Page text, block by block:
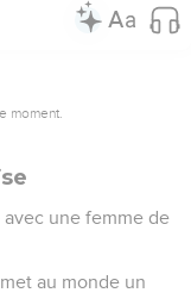
moment.
une femme de
au monde un